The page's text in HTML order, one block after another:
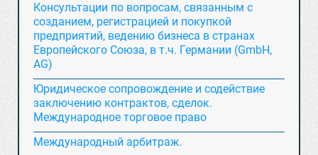
Консультации по вопросам, связанным с
созданием, регистрацией и покупкой
предприятий, ведению бизнеса в странах
Европейского Союза, в т.ч. Германии (GmbH,
AG)
Юридическое сопровождение и содействие
заключению контрактов, сделок.
Международное торговое право
Международный арбитраж.